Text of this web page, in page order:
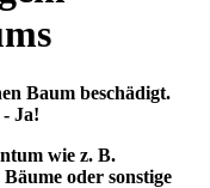
Baum beschädigt.
- Ja!
wie z. B.
oder sonstige